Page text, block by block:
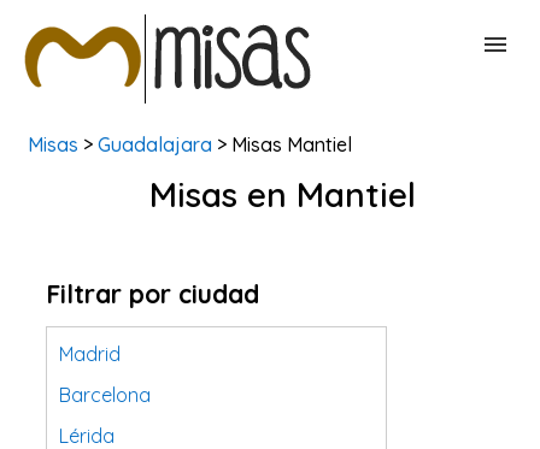
BUSCAR MISAS
Misas > Guadalajara > Misas Mantiel
Misas en Mantiel
Filtrar por ciudad
Madrid
Barcelona
Lérida